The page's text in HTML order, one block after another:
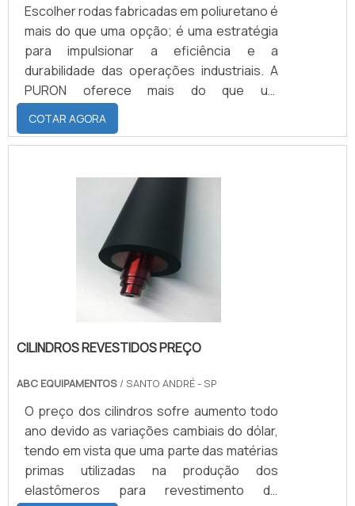
Escolher rodas fabricadas em poliuretano é
mais do que uma opção; é uma estratégia
para impulsionar a eficiência e a
durabilidade das operações industriais. A
PURON oferece mais do que um
componente - proporciona uma solução
confiável e inovadora. Ao investir em rodas
de poliuretano, você está colocando suas
mobilidade eficiente e sustentável.
COTAR AGORA
CILINDROS REVESTIDOS PREÇO
ABC EQUIPAMENTOS / SANTO ANDRÉ - SP
O preço dos cilindros sofre aumento todo
ano devido as variações cambiais do dólar,
tendo em vista que uma parte das matérias
primas utilizadas na produção dos
elastômeros para revestimento de